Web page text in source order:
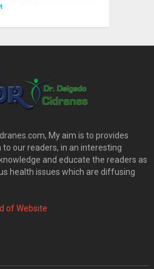
My aim is to provides
our readers, in an interesting
and educate the readers as
health issues which are diffusing
of Website